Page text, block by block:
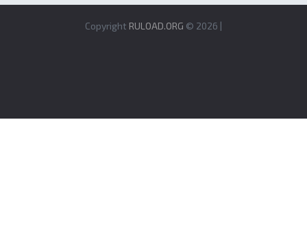
Copyright RULOAD.ORG © 2026 |